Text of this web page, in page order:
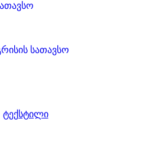
სათავსო
ტექსტილი